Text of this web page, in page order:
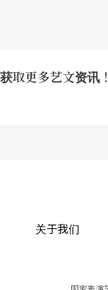
取更多艺文资讯！
关于我们